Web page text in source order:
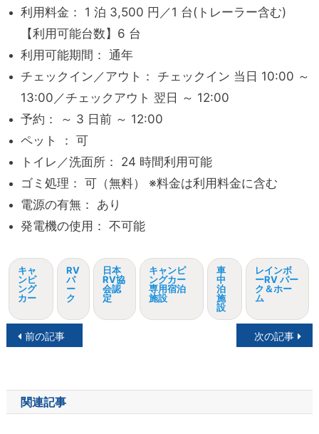
利用料金： 1 泊 3,500 円／1 台(トレーラー含む)
【利用可能台数】6 台
利用可能期間： 通年
チェックイン／アウト： チェックイン 当日 10:00 ～
13:00／チェックアウト 翌日 ～ 12:00
予約： ～ 3 日前 ～ 12:00
ペット ： 可
トイレ／洗面所： 24 時間利用可能
ゴミ処理： 可（無料） ※料金は利用料金に含む
電源の有無： あり
発電機の使用： 不可能
キャ
ンピ
ング
カー
RV
パ
ー
ク
日本
RV協
会認
定
キャンピ
ングカー
専用宿泊
施設
車
中
泊
施
設
レインボ
ーRV パー
ク＆ホー
ム
投
ナ
ビ
前の記事 次の記事
関連記事